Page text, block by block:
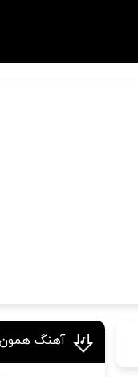
آهنگ همون